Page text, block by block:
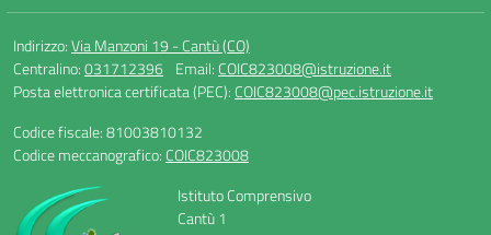
Indirizzo:Via Manzoni 19 - Cantù (CO)
Centralino:031712396 Email: COIC823008@istruzione.it
Posta elettronica certificata (PEC): COIC823008@pec.istruzione.it
Codice fiscale: 81003810132
Codice meccanografico: COIC823008
Istituto Comprensivo
Cantù 1